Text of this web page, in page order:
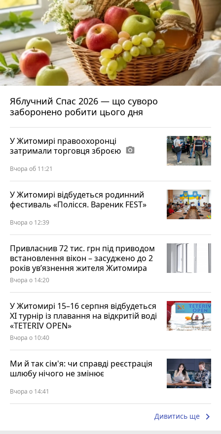
Яблучний Спас 2026 — що суворо
заборонено робити цього дня
У Житомирі правоохоронці
затримали торговця зброєю photo_camera
Вчора об 11:21
У Житомирі відбудеться родинний
фестиваль «Полісся. Вареник FEST»
Вчора о 12:39
Привласнив 72 тис. грн під приводом
встановлення вікон – засуджено до 2
років ув’язнення жителя Житомира
Вчора о 14:20
У Житомирі 15–16 серпня відбудеться
XI турнір із плавання на відкритій воді
«TETERIV OPEN»
Вчора о 10:40
Ми й так сім'я: чи справді реєстрація
шлюбу нічого не змінює
Вчора о 14:41
Дивитись ще keyboard_arrow_right